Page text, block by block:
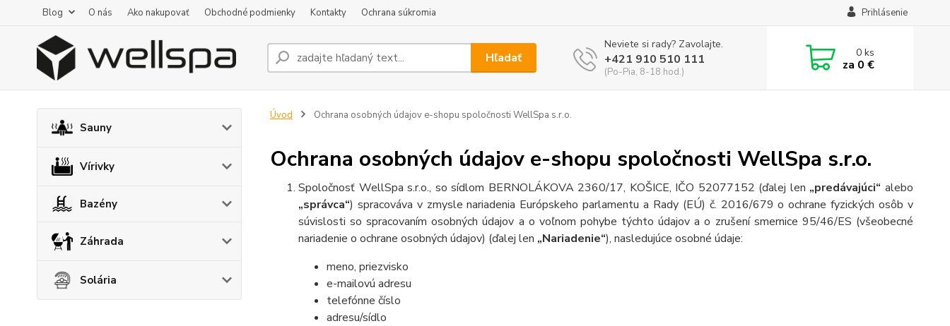
Blog O nás Ako nakupovať Obchodné podmienky Kontakty Ochrana súkromia Prihlásenie
Hľadať
Neviete si rady? Zavolajte.
+421 910 510 111
(Po-Pia, 8-18 hod.)
0ks
za 0 €
Sauny
Vírivky
Bazény
Záhrada
Solária
Úvod Ochrana osobných údajov e-shopu spoločnosti WellSpa s.r.o.
Ochrana osobných údajov e-shopu spoločnosti WellSpa s.r.o.
Spoločnosť WellSpa s.r.o., so sídlom BERNOLÁKOVA 2360/17, KOŠICE, IČO 52077152 (ďalej len „predávajúci“ alebo
„správca“) spracováva v zmysle nariadenia Európskeho parlamentu a Rady (EÚ) č. 2016/679 o ochrane fyzických osôb v
súvislosti so spracovaním osobných údajov a o voľnom pohybe týchto údajov a o zrušení smernice 95/46/ES (všeobecné
nariadenie o ochrane osobných údajov) (ďalej len „Nariadenie“), nasledujúce osobné údaje:
meno, priezvisko
e-mailovú adresu
telefónne číslo
adresu/sídlo